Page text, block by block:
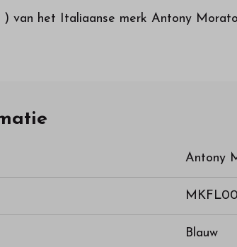
van het Italiaanse merk Antony
Antony
Blauw